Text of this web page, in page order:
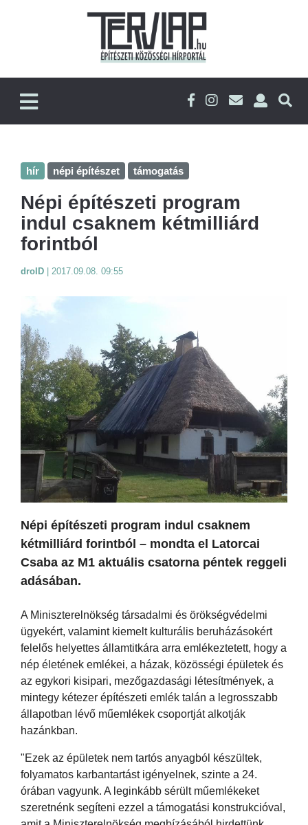
hír népi építészet támogatás
Népi építészeti program
indul csaknem kétmilliárd
forintból
droID 2017.09.08. 09:55
Népi építészeti program indul csaknem
kétmilliárd forintból – mondta el Latorcai
Csaba az M1 aktuális csatorna péntek reggeli
adásában.
A Miniszterelnökség társadalmi és örökségvédelmi
ügyekért, valamint kiemelt kulturális beruházásokért
felelős helyettes államtitkára arra emlékeztetett, hogy a
nép életének emlékei, a házak, közösségi épületek és
az egykori kisipari, mezőgazdasági létesítmények, a
mintegy kétezer építészeti emlék talán a legrosszabb
állapotban lévő műemlékek csoportját alkotják
hazánkban.
"Ezek az épületek nem tartós anyagból készültek,
folyamatos karbantartást igényelnek, szinte a 24.
órában vagyunk. A leginkább sérült műemlékeket
szeretnénk segíteni ezzel a támogatási konstrukcióval,